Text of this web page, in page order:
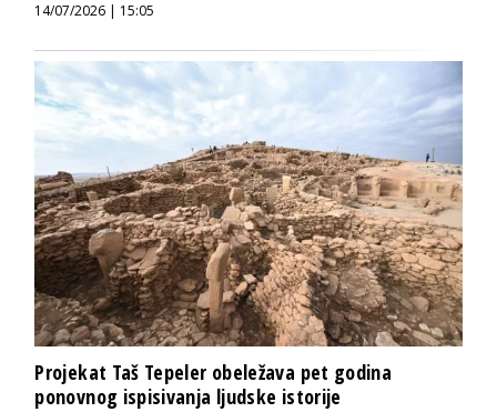
14/07/2026 | 15:05
Projekat Taš Tepeler obeležava pet godina
ponovnog ispisivanja ljudske istorije